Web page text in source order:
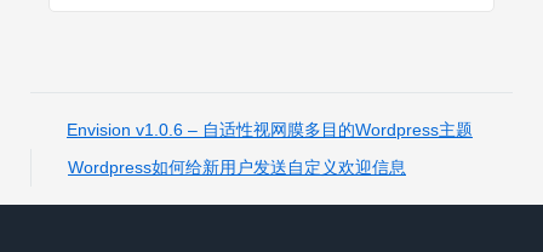
Envision v1.0.6 – 自适性视网膜多目的Wordpress主题
Wordpress如何给新用户发送自定义欢迎信息